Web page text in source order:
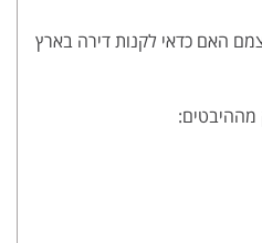
האם כדאי לקנות דירה בארץ